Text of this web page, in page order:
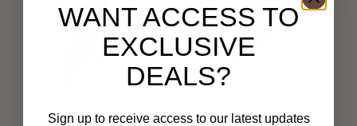
WANT ACCESS TO
EXCLUSIVE
DEALS?
Sign up to receive access to our latest updates